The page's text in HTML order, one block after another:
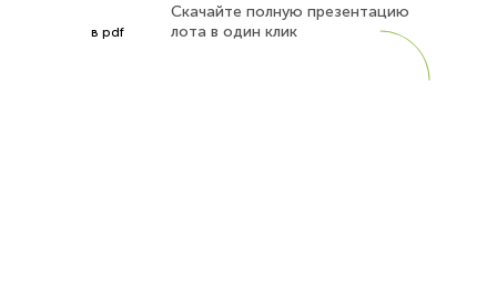
в pdf
Скачайте полную презентацию
лота в один клик